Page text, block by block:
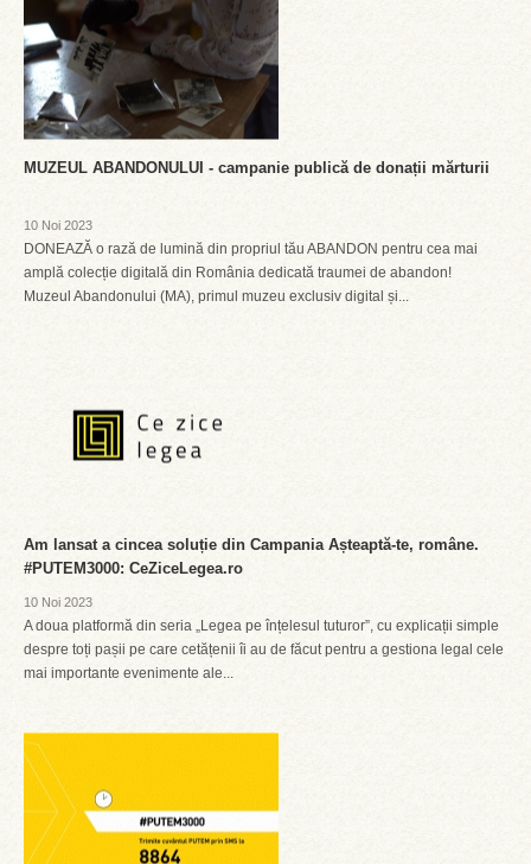
MUZEUL ABANDONULUI - campanie publică de donații mărturii
10 Noi 2023
DONEAZĂ o rază de lumină din propriul tău ABANDON pentru cea mai
amplă colecție digitală din România dedicată traumei de abandon!
Muzeul Abandonului (MA), primul muzeu exclusiv digital și...
Am lansat a cincea soluție din Campania Așteaptă-te, române.
#PUTEM3000: CeZiceLegea.ro
10 Noi 2023
A doua platformă din seria „Legea pe înțelesul tuturor”, cu explicații simple
despre toți pașii pe care cetățenii îi au de făcut pentru a gestiona legal cele
mai importante evenimente ale...